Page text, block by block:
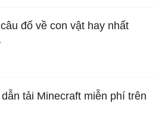
đố về con vật hay nhất
tải Minecraft miễn phí trên